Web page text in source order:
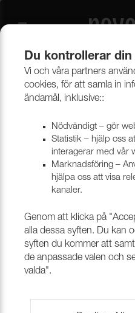
Beklädnadsmaterial
Du kontrollerar din
Vi och våra partners
cookies, för att samla in
ändamål, inklusive::
Nödvändigt – gör
Statistik – hjälp oss
interagerar med vår
Marknadsföring –
hjälpa oss att visa
kanaler.
Genom att klicka på
alla dessa syften. Du kan
syften du kommer att
de anpassade valen och
valda".